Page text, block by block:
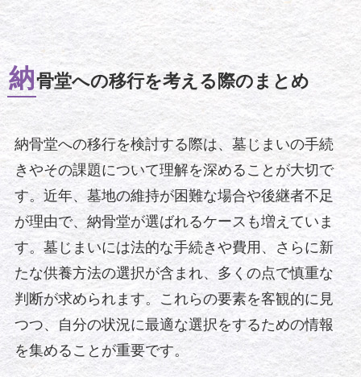
納骨堂への移行を考える際のまとめ
納骨堂への移行を検討する際は、墓じまいの手続
きやその課題について理解を深めることが大切で
す。近年、墓地の維持が困難な場合や後継者不足
が理由で、納骨堂が選ばれるケースも増えていま
す。墓じまいには法的な手続きや費用、さらに新
たな供養方法の選択が含まれ、多くの点で慎重な
判断が求められます。これらの要素を客観的に見
つつ、自分の状況に最適な選択をするための情報
を集めることが重要です。